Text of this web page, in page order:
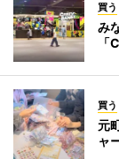
買う
み
「
買う
元
ャ